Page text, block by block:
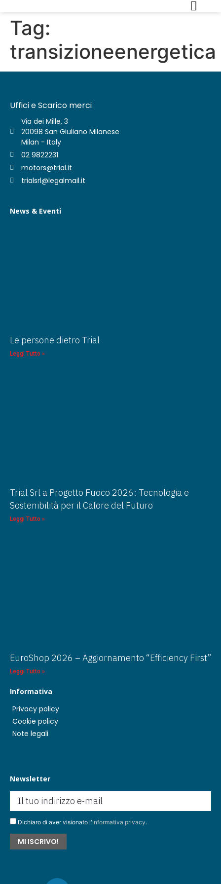
Tag:
transizioneenergetica
Uffici e Scarico merci
Via dei Mille, 3
20098 San Giuliano Milanese
Milan - Italy
02 9822231
motors@trial.it
trialsrl@legalmail.it
News & Eventi
Le persone dietro Trial
Leggi Tutto »
Trial Srl a Progetto Fuoco 2026: Tecnologia e
Sostenibilità per il Calore del Futuro
Leggi Tutto »
EuroShop 2026 – Aggiornamento “Efficiency First”
Leggi Tutto »
Informativa
Privacy policy
Cookie policy
Note legali
Newsletter
Dichiaro di aver visionato l'informativa privacy.